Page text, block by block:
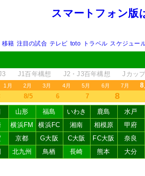
スマートフォン版
移籍 注目の試合 テレビ toto トラベル スケジュー
J1百年構想 J2・J3百年構想 Jカッ
1月 2月 3月 4月 5月 6月 7月 8
8/5 6 7 8
山形 福島 いわき 鹿島 水戸
横浜FM 横浜FC 湘南 相模原 甲府
京都 G大阪 C大阪 FC大阪 奈良
北九州 鳥栖 長崎 熊本 大分